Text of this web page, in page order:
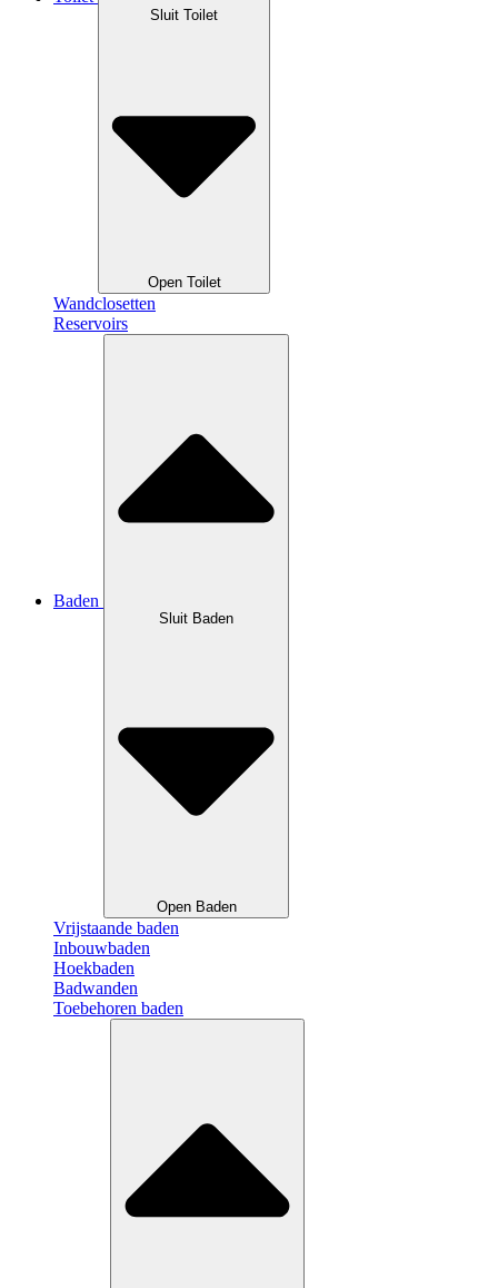
Sluit Toilet
Open Toilet
Wandclosetten
Reservoirs
Baden
Sluit Baden
Open Baden
Vrijstaande baden
Inbouwbaden
Hoekbaden
Badwanden
Toebehoren baden